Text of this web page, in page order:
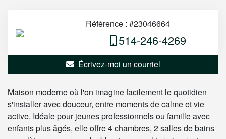
Référence : #23046664
514-246-4269
Écrivez-moi un courriel
Maison moderne où l'on imagine facilement le quotidien
s'installer avec douceur, entre moments de calme et vie
active. Idéale pour jeunes professionnels ou famille avec
enfants plus âgés, elle offre 4 chambres, 2 salles de bains